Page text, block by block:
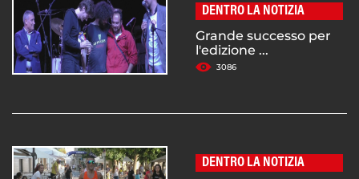
DENTRO LA NOTIZIA
Grande successo per
l'edizione ...
3086
DENTRO LA NOTIZIA